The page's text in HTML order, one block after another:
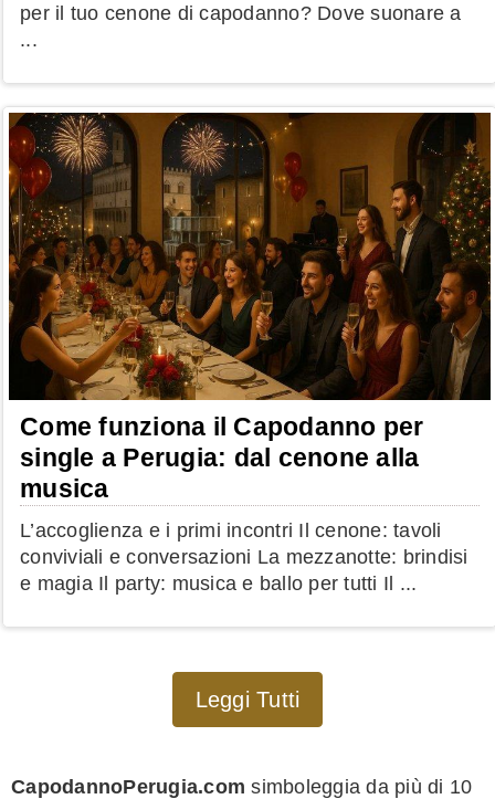
per il tuo cenone di capodanno? Dove suonare a
...
Come funziona il Capodanno per
single a Perugia: dal cenone alla
musica
L’accoglienza e i primi incontri Il cenone: tavoli
conviviali e conversazioni La mezzanotte: brindisi
e magia Il party: musica e ballo per tutti Il ...
Leggi Tutti
CapodannoPerugia.com simboleggia da più di 10